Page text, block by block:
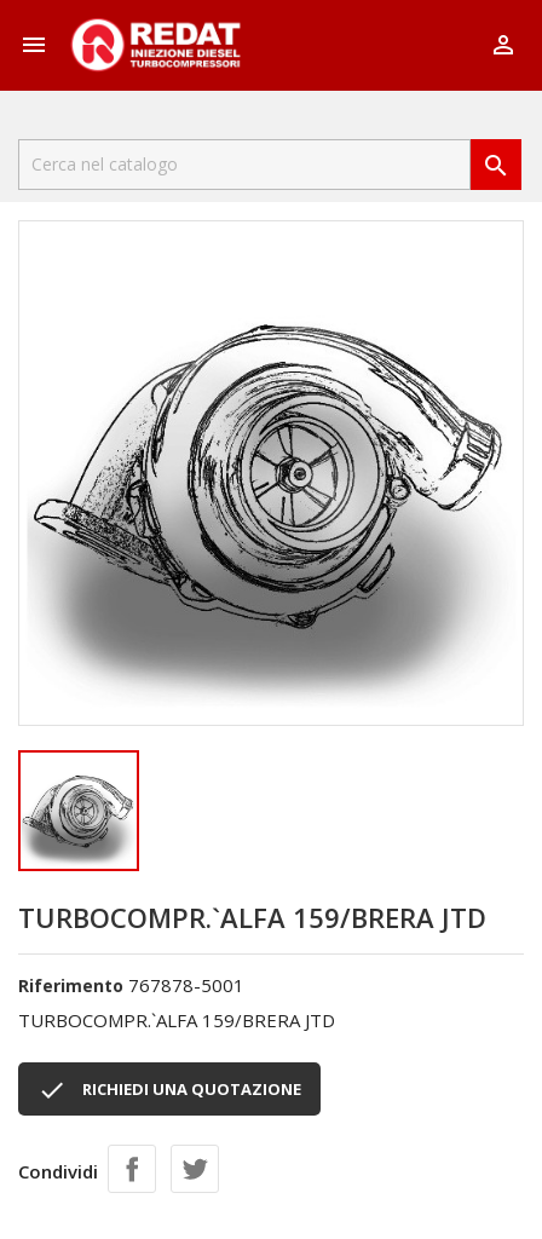
 

TURBOCOMPR.`ALFA 159/BRERA JTD
Riferimento 767878-5001
TURBOCOMPR.`ALFA 159/BRERA JTD
 RICHIEDI UNA QUOTAZIONE
Condividi